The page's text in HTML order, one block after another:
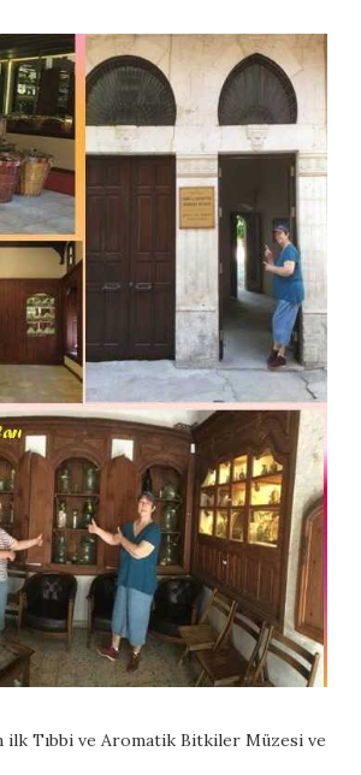
Tıbbi ve Aromatik Bitkiler Müzesi ve